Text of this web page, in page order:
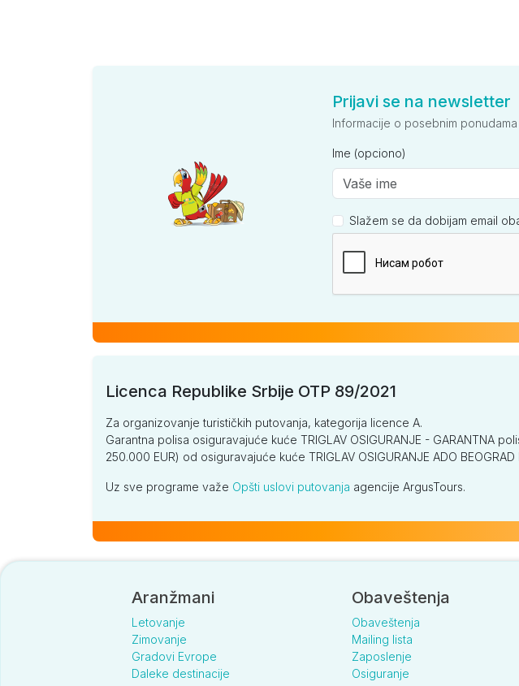
Prijavi se na newsletter
Informacije o posebnim
Ime (opciono)
Slažem se da dobijam email
Licenca Republike Srbije OTP 89/2021
Za organizovanje turističkih putovanja, kategorija licence A.
Garantna polisa osiguravajuće kuće TRIGLAV OSIGURANJE - GARANTNA
250.000 EUR) od osiguravajuće kuće TRIGLAV OSIGURANJE ADO
Uz sve programe važe Opšti uslovi putovanja agencije ArgusTours.
Aranžmani
Letovanje
Zimovanje
Gradovi Evrope
Daleke destinacije
Obaveštenja
Obaveštenja
Mailing lista
Zaposlenje
Osiguranje